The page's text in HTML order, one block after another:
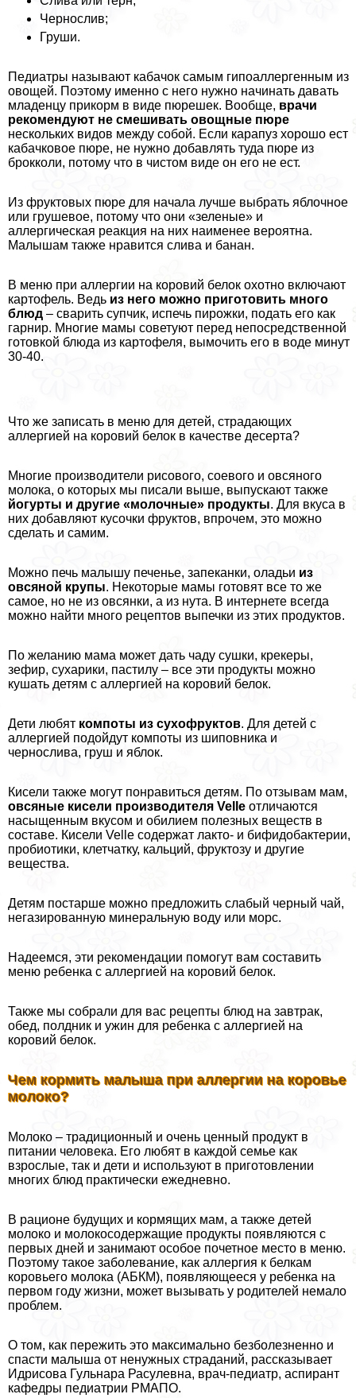
Чернослив;
Груши.
Педиатры называют кабачок самым гипоаллергенным из
овощей. Поэтому именно с него нужно начинать давать
младенцу прикорм в виде пюрешек. Вообще, врачи
рекомендуют не смешивать овощные пюре
нескольких видов между собой. Если карапуз хорошо ест
кабачковое пюре, не нужно добавлять туда пюре из
брокколи, потому что в чистом виде он его не ест.
Из фруктовых пюре для начала лучше выбрать яблочное
или грушевое, потому что они «зеленые» и
аллергическая реакция на них наименее вероятна.
Малышам также нравится слива и банан.
В меню при аллергии на коровий белок охотно включают
картофель. Ведь из него можно приготовить много
блюд – сварить супчик, испечь пирожки, подать его как
гарнир. Многие мамы советуют перед непосредственной
готовкой блюда из картофеля, вымочить его в воде минут
30-40.
Что же записать в меню для детей, страдающих
аллергией на коровий белок в качестве десерта?
Многие производители рисового, соевого и овсяного
молока, о которых мы писали выше, выпускают также
йогурты и другие «молочные» продукты. Для вкуса в
них добавляют кусочки фруктов, впрочем, это можно
сделать и самим.
Можно печь малышу печенье, запеканки, оладьи из
овсяной крупы. Некоторые мамы готовят все то же
самое, но не из овсянки, а из нута. В интернете всегда
можно найти много рецептов выпечки из этих продуктов.
По желанию мама может дать чаду сушки, крекеры,
зефир, сухарики, пастилу – все эти продукты можно
кушать детям с аллергией на коровий белок.
Дети любят компоты из сухофруктов. Для детей с
аллергией подойдут компоты из шиповника и
чернослива, груш и яблок.
Кисели также могут понравиться детям. По отзывам мам,
овсяные кисели производителя Velle отличаются
насыщенным вкусом и обилием полезных веществ в
составе. Кисели Velle содержат лакто- и бифидобактерии,
пробиотики, клетчатку, кальций, фруктозу и другие
вещества.
Детям постарше можно предложить слабый черный чай,
негазированную минеральную воду или морс.
Надеемся, эти рекомендации помогут вам составить
меню ребенка с аллергией на коровий белок.
Также мы собрали для вас рецепты блюд на завтpaк,
обед, полдник и ужин для ребенка с аллергией на
коровий белок.
Чем кормить малыша при аллергии на коровье
молоко?
Молоко – традиционный и очень ценный продукт в
питании человека. Его любят в каждой семье как
взрослые, так и дети и используют в приготовлении
многих блюд пpaктически ежедневно.
В рационе будущих и кормящих мам, а также детей
молоко и молокосодержащие продукты появляются с
первых дней и занимают особое почетное место в меню.
Поэтому такое заболевание, как аллергия к белкам
коровьего молока (АБКМ), появляющееся у ребенка на
первом году жизни, может вызывать у родителей немало
проблем.
О том, как пережить это максимально безболезненно и
спасти малыша от ненужных страданий, рассказывает
Идрисова Гульнара Расулевна, врач-педиатр, аспирант
кафедры педиатрии РМАПО.